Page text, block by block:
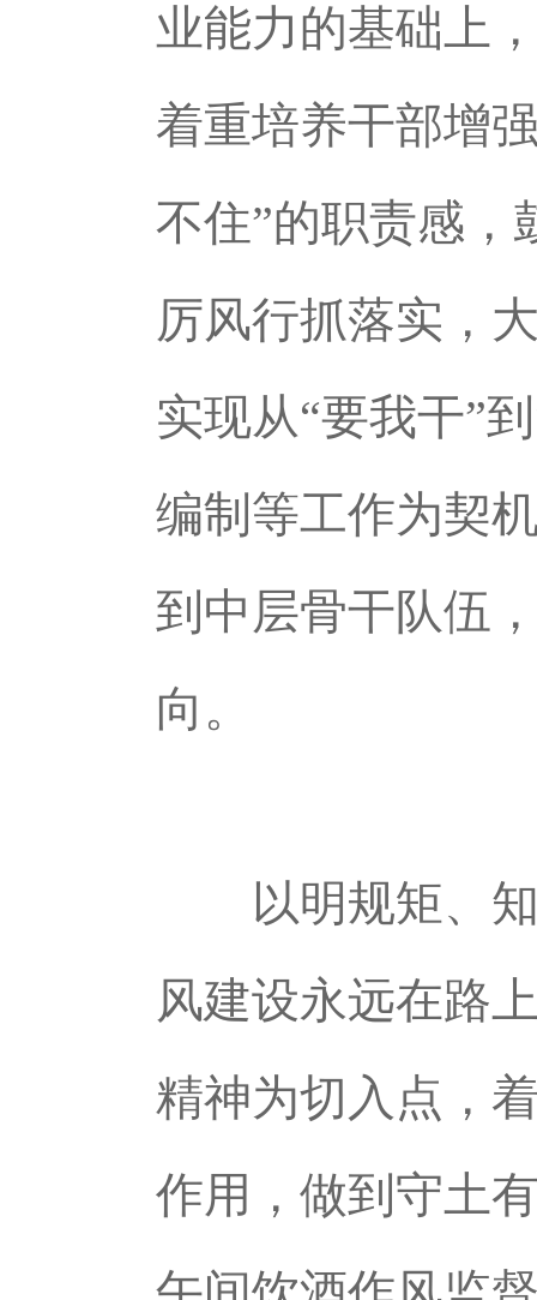
业能力的基础上
着重培养干部增
不住”的职责感，
厉风行抓落实，
实现从“要我干”
编制等工作为契
到中层骨干队伍
向。
以明规矩、
风建设永远在路
精神为切入点，
作用，做到守土